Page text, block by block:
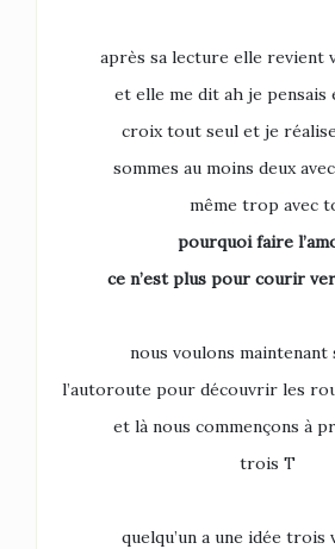
après sa lecture elle revient
et elle me dit ah je pensais
croix tout seul et je
sommes au moins deux
même trop avec
pourquoi faire
ce n’est plus pour courir
nous voulons
l’autoroute pour découvrir les
et là nous commençons à
trois T
quelqu’un a une idée trois